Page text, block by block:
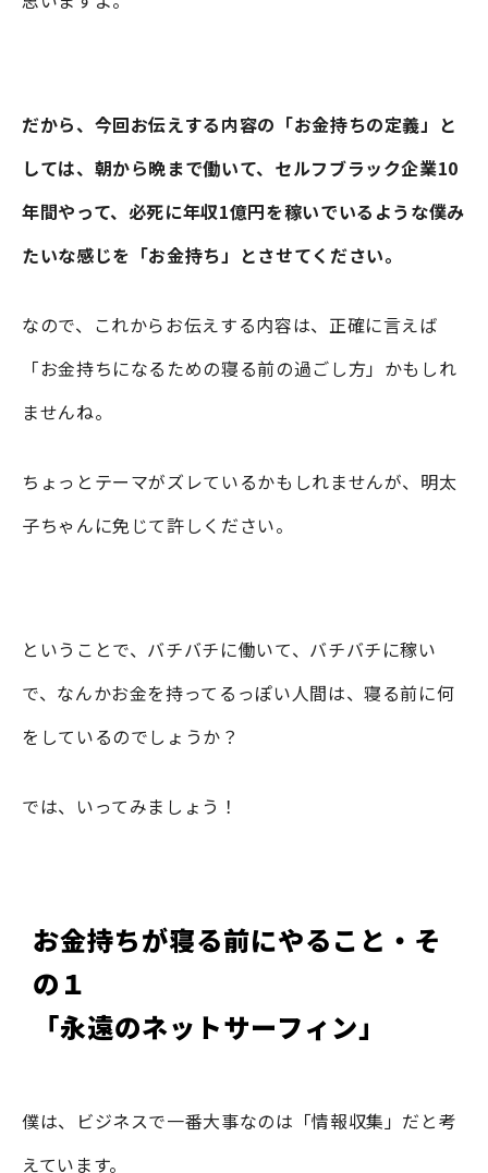
だから、今回お伝えする内容の「お金持ちの定義」と
しては、朝から晩まで働いて、セルフブラック企業10
年間やって、必死に年収1億円を稼いでいるような僕み
たいな感じを「お金持ち」とさせてください。
なので、これからお伝えする内容は、正確に言えば
「お金持ちになるための寝る前の過ごし方」かもしれ
ませんね。
ちょっとテーマがズレているかもしれませんが、明太
子ちゃんに免じて許しください。
ということで、バチバチに働いて、バチバチに稼い
で、なんかお金を持ってるっぽい人間は、寝る前に何
をしているのでしょうか？
では、いってみましょう！
お金持ちが寝る前にやること・そ
の１
「永遠のネットサーフィン」
僕は、ビジネスで一番大事なのは「情報収集」だと考
えています。